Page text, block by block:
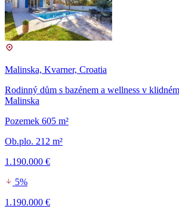
Malinska, Kvarner, Croatia
Rodinný dům s bazénem a wellness v
Malinska
Pozemek 605 m²
Ob.plo. 212 m²
1.190.000 €
5%
1.190.000 €